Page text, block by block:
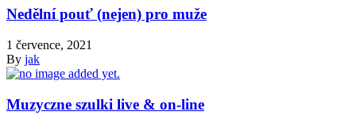
Nedělní pouť (nejen) pro muže
1 července, 2021
By jak
Muzyczne szulki live & on-line